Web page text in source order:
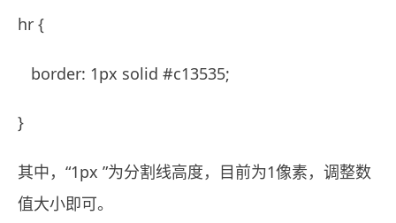
hr {
border: 1px solid #c13535;
}
其中，“1px ”为分割线高度，目前为1像素，调整数
值大小即可。